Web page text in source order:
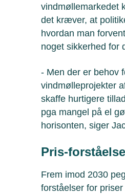
vindmøllemarkedet
det kræver, at
hvordan man
noget sikkerhed for
- Men der er behov
vindmølleprojekter
skaffe hurtigere
pga mangel på el
horisonten, siger
Pris-forståelse
Frem imod 2030
forståelser for